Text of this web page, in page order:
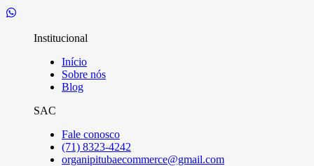
Institucional
Início
Sobre nós
Blog
SAC
Fale conosco
(71) 8323-4242
organipitubaecommerce@gmail.com